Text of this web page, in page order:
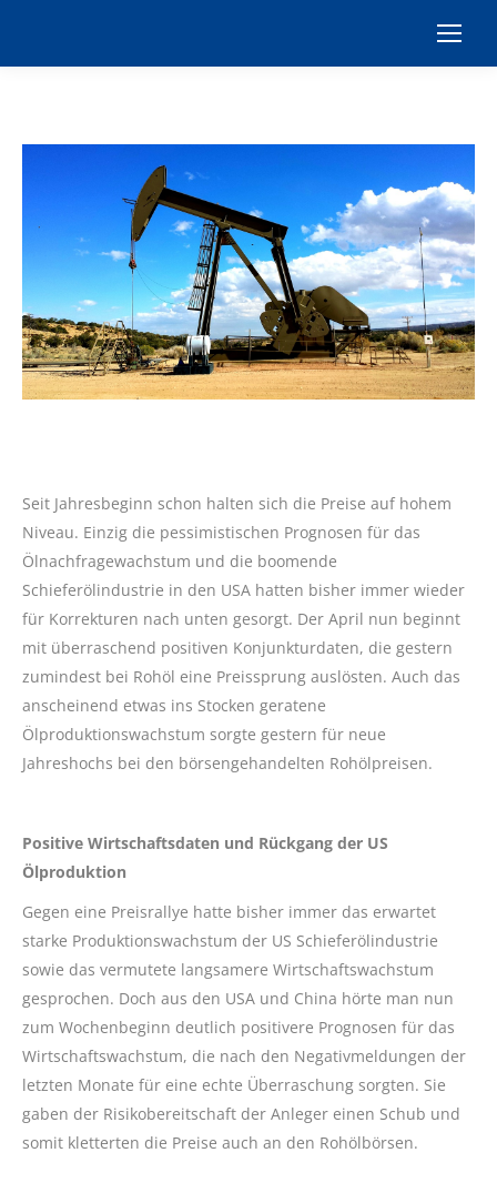
Seit Jahresbeginn schon halten sich die Preise auf hohem
Niveau. Einzig die pessimistischen Prognosen für das
Ölnachfragewachstum und die boomende
Schieferölindustrie in den USA hatten bisher immer wieder
für Korrekturen nach unten gesorgt. Der April nun beginnt
mit überraschend positiven Konjunkturdaten, die gestern
zumindest bei Rohöl eine Preissprung auslösten. Auch das
anscheinend etwas ins Stocken geratene
Ölproduktionswachstum sorgte gestern für neue
Jahreshochs bei den börsengehandelten Rohölpreisen.
Positive Wirtschaftsdaten und Rückgang der US
Ölproduktion
Gegen eine Preisrallye hatte bisher immer das erwartet
starke Produktionswachstum der US Schieferölindustrie
sowie das vermutete langsamere Wirtschaftswachstum
gesprochen. Doch aus den USA und China hörte man nun
zum Wochenbeginn deutlich positivere Prognosen für das
Wirtschaftswachstum, die nach den Negativmeldungen der
letzten Monate für eine echte Überraschung sorgten. Sie
gaben der Risikobereitschaft der Anleger einen Schub und
somit kletterten die Preise auch an den Rohölbörsen.